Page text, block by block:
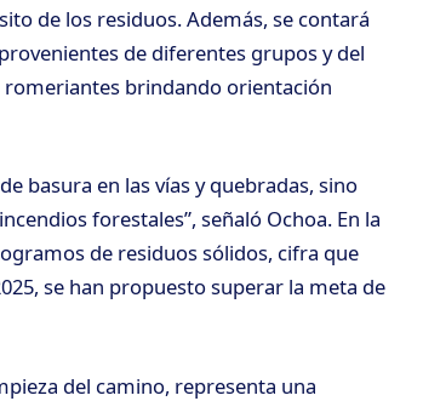
de los residuos. Además, se contará
de diferentes grupos y del
romeriantes brindando orientación
basura en las vías y quebradas, sino
forestales”, señaló Ochoa. En la
de residuos sólidos, cifra que
se han propuesto superar la meta de
del camino, representa una